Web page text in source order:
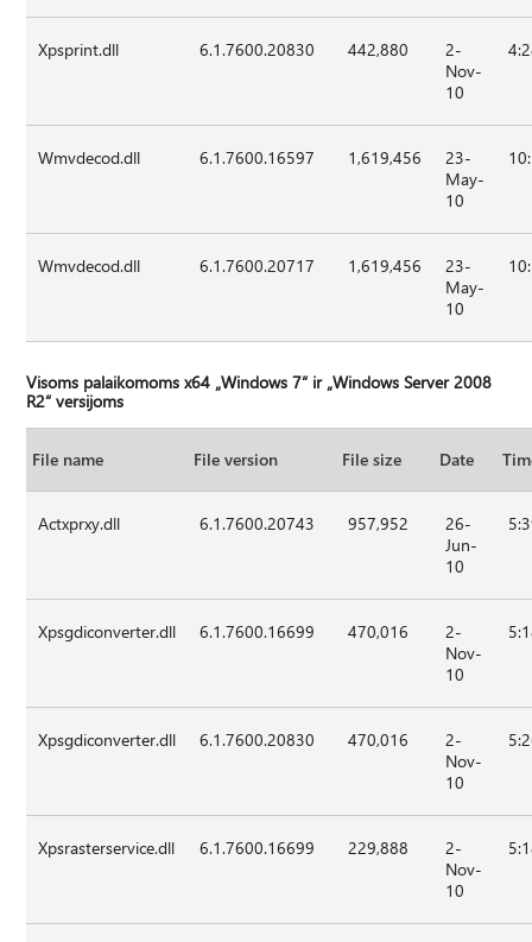
Xpsprint.dll 6.1.7600.20830 442,880
2-
Nov-
10
Wmvdecod.dll 6.1.7600.16597 1,619,456
23-
May-
10
Wmvdecod.dll 6.1.7600.20717 1,619,456
23-
May-
10
Visoms palaikomoms x64 „Windows 7“ ir „Windows Server 2008
R2“ versijoms
File name File version File size Date
Actxprxy.dll 6.1.7600.20743 957,952
26-
Jun-
10
Xpsgdiconverter.dll 6.1.7600.16699 470,016
2-
Nov-
10
Xpsgdiconverter.dll 6.1.7600.20830 470,016
2-
Nov-
10
Xpsrasterservice.dll 6.1.7600.16699 229,888
2-
Nov-
10